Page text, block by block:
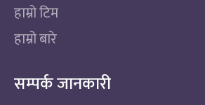
हाम्रो टिम
हाम्रो बारे
सम्पर्क जानकारी